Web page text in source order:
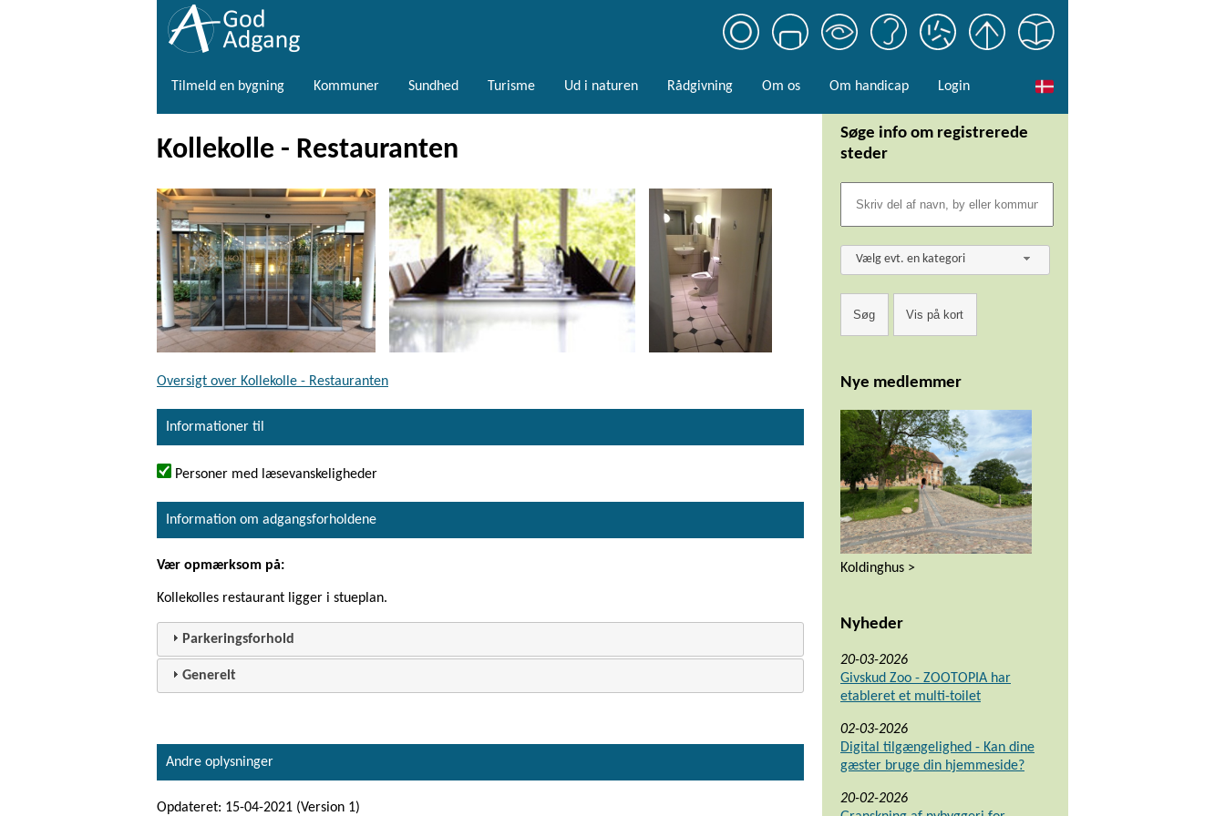
Tilmeld en bygning Kommuner Sundhed Turisme Ud i naturen Rådgivning Om os Om handicap Login
Kollekolle - Restauranten
Oversigt over Kollekolle - Restauranten
Informationer til
Personer med læsevanskeligheder
Information om adgangsforholdene
Vær opmærksom på:
Kollekolles restaurant ligger i stueplan.
Parkeringsforhold
Generelt
Andre oplysninger
Opdateret: 15-04-2021 (Version 1)
Søge info om registrerede
steder
Vælg evt. en kategori
Nye medlemmer
Koldinghus >
Nyheder
20-03-2026
Givskud Zoo - ZOOTOPIA har
etableret et multi-toilet
02-03-2026
Digital tilgængelighed - Kan dine
gæster bruge din hjemmeside?
20-02-2026